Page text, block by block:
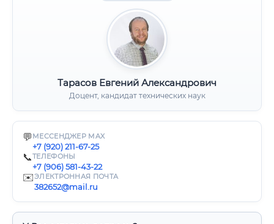
Тарасов Евгений Александрович
Доцент, кандидат технических наук
💬 МЕССЕНДЖЕР MAX
+7 (920) 211-67-25
📞ТЕЛЕФОНЫ
+7 (906) 581-43-22
✉️ЭЛЕКТРОННАЯ ПОЧТА
382652@mail.ru